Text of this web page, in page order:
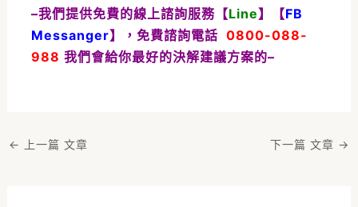
–我們提供免費的線上諮詢服務【Line】【FB
Messanger】，免費諮詢電話 0800-088-
988 我們會給你最好的決解建議方案的–
← 上一篇 文章 下一篇 文章 →